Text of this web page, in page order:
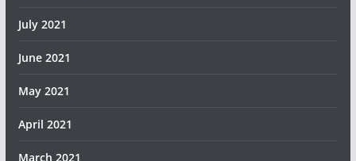
July 2021
June 2021
May 2021
April 2021
March 2021